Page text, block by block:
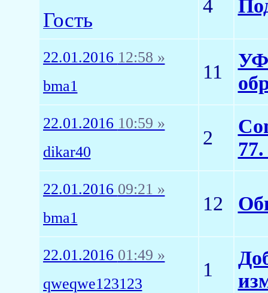
Гость
4
22.01.2016 12:58 »
bma1
11
УФ
22.01.2016 10:59 »
dikar40
2
22.01.2016 09:21 »
bma1
12
22.01.2016 01:49 »
qweqwe123123
1